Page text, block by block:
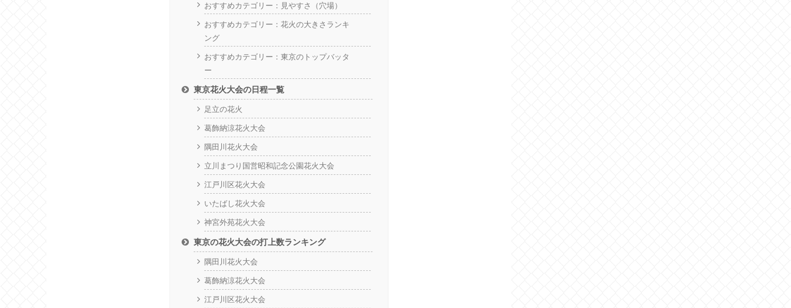
おすすめカテゴリー：見やすさ（穴場）
おすすめカテゴリー：花火の大きさランキ
ング
おすすめカテゴリー：東京のトップバッタ
ー
東京花火大会の日程一覧
足立の花火
葛飾納涼花火大会
隅田川花火大会
立川まつり国営昭和記念公園花火大会
江戸川区花火大会
いたばし花火大会
神宮外苑花火大会
東京の花火大会の打上数ランキング
隅田川花火大会
葛飾納涼花火大会
江戸川区花火大会